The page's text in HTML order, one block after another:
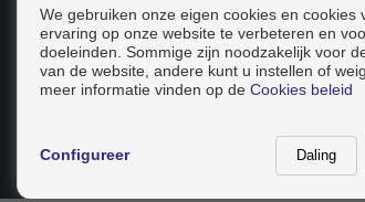
03181 Torrevieja (Alicante)
+34 626234943
+34 966928738
info@inmo-api.net
We gebruiken onze eigen cookies en cookies
ervaring op onze website te verbeteren en
doeleinden. Sommige zijn noodzakelijk voor
van de website, andere kunt u instellen of
meer informatie vinden op de Cookies beleid
Configureer